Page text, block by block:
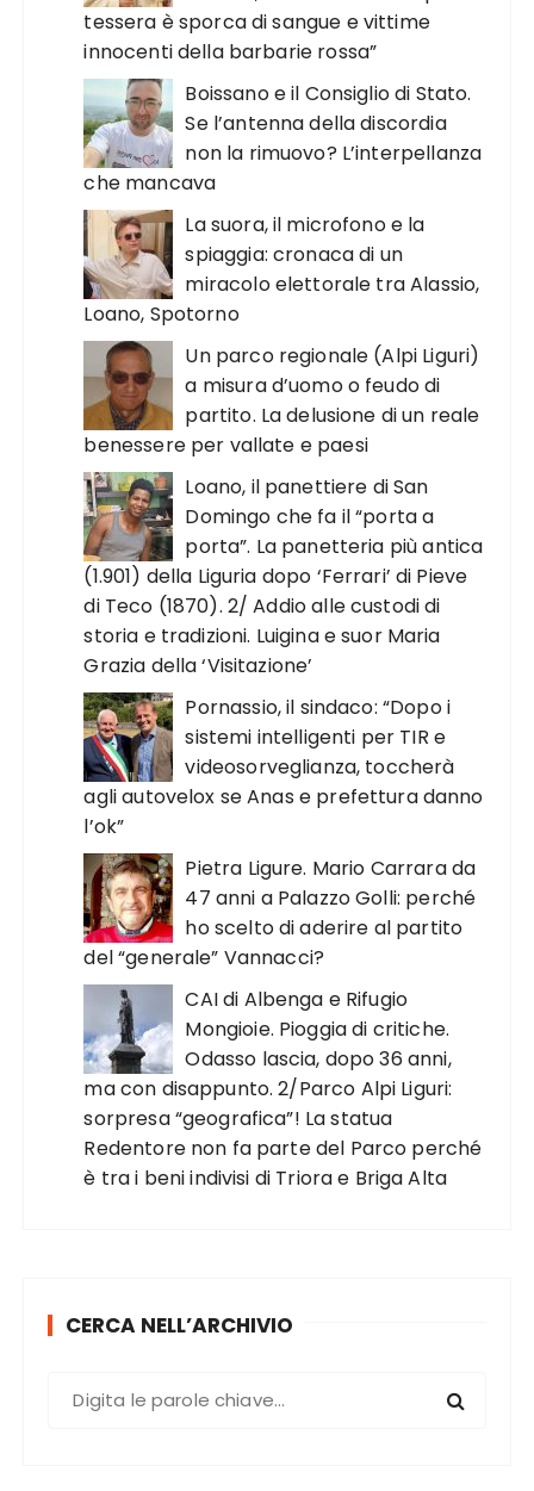
tessera è sporca di sangue e vittime
innocenti della barbarie rossa”
Boissano e il Consiglio di Stato.
Se l’antenna della discordia
non la rimuovo? L’interpellanza
che mancava
La suora, il microfono e la
spiaggia: cronaca di un
miracolo elettorale tra Alassio,
Loano, Spotorno
Un parco regionale (Alpi Liguri)
a misura d’uomo o feudo di
partito. La delusione di un reale
benessere per vallate e paesi
Loano, il panettiere di San
Domingo che fa il “porta a
porta”. La panetteria più antica
(1.901) della Liguria dopo ‘Ferrari’ di Pieve
di Teco (1870). 2/ Addio alle custodi di
storia e tradizioni. Luigina e suor Maria
Grazia della ‘Visitazione’
Pornassio, il sindaco: “Dopo i
sistemi intelligenti per TIR e
videosorveglianza, toccherà
agli autovelox se Anas e prefettura danno
l’ok”
Pietra Ligure. Mario Carrara da
47 anni a Palazzo Golli: perché
ho scelto di aderire al partito
del “generale” Vannacci?
CAI di Albenga e Rifugio
Mongioie. Pioggia di critiche.
Odasso lascia, dopo 36 anni,
ma con disappunto. 2/Parco Alpi Liguri:
sorpresa “geografica”! La statua
Redentore non fa parte del Parco perché
è tra i beni indivisi di Triora e Briga Alta
CERCA NELL’ARCHIVIO